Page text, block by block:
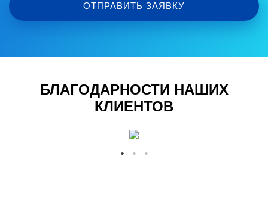
ОТПРАВИТЬ ЗАЯВКУ
БЛАГОДАРНОСТИ НАШИХ
КЛИЕНТОВ